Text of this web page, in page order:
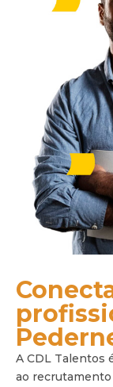
A CDL Talentos
ao